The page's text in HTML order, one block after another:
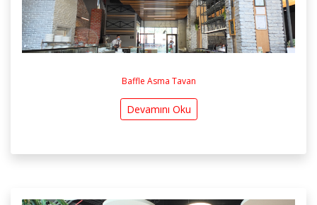
Baffle Asma Tavan
Devamını Oku